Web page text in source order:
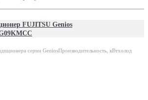
FUJITSU Genios
серии GeniosПроизводительность, кВтхолод